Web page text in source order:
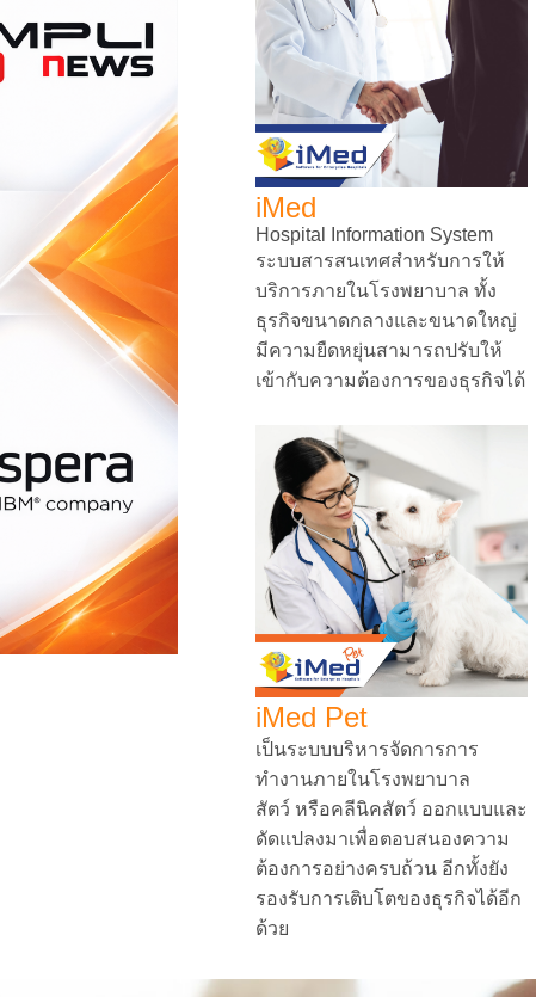
iMed
Hospital Information System
ระบบสารสนเทศสำหรับการให้
บริการภายในโรงพยาบาล ทั้ง
ธุรกิจขนาดกลางและขนาดใหญ่
มีความยืดหยุ่นสามารถปรับให้
เข้ากับความต้องการของธุรกิจได้
iMed Pet
เป็นระบบบริหารจัดการการ
ทำงานภายในโรงพยาบาล
สัตว์ หรือคลีนิคสัตว์ ออกแบบและ
ดัดแปลงมาเพื่อตอบสนองความ
ต้องการอย่างครบถ้วน อีกทั้งยัง
รองรับการเติบโตของธุรกิจได้อีก
ด้วย